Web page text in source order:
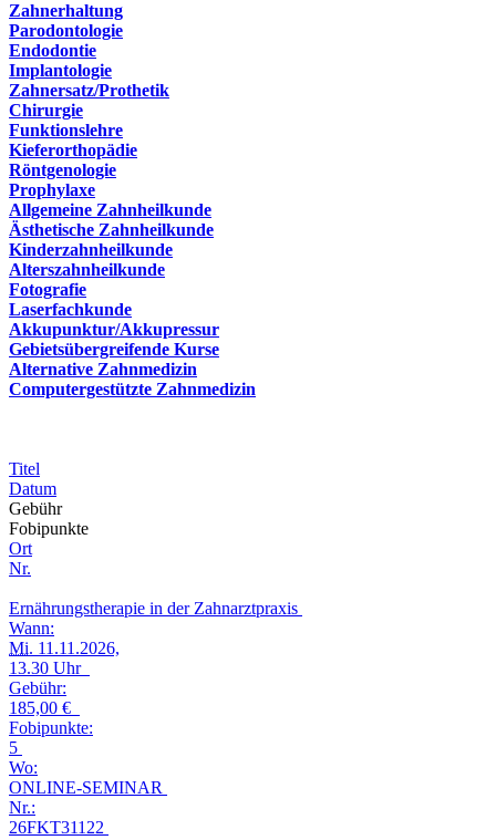
Zahnerhaltung
Parodontologie
Endodontie
Implantologie
Zahnersatz/Prothetik
Chirurgie
Funktionslehre
Kieferorthopädie
Röntgenologie
Prophylaxe
Allgemeine Zahnheilkunde
Ästhetische Zahnheilkunde
Kinderzahnheilkunde
Alterszahnheilkunde
Fotografie
Laserfachkunde
Akkupunktur/Akkupressur
Gebietsübergreifende Kurse
Alternative Zahnmedizin
Computergestützte Zahnmedizin
Titel
Datum
Gebühr
Fobipunkte
Ort
Nr.
Ernährungstherapie in der Zahnarztpraxis
Wann:
Mi. 11.11.2026,
13.30 Uhr
Gebühr:
185,00 €
Fobipunkte:
5
Wo:
ONLINE-SEMINAR
Nr.:
26FKT31122